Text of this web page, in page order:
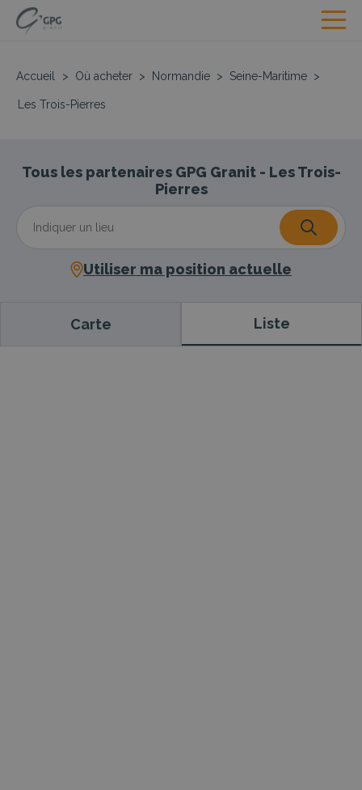
Accueil > Où acheter > Normandie > Seine-Maritime >
Les Trois-Pierres
Tous les partenaires GPG Granit - Les Trois-
Pierres
Utiliser ma position actuelle
Carte Liste